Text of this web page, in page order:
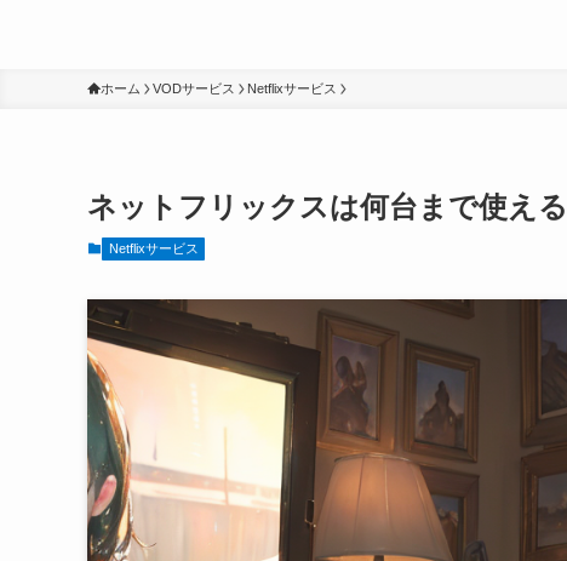
ホーム VODサービス Netflixサービス
ネットフリックスは何台まで使え
Netflixサービス